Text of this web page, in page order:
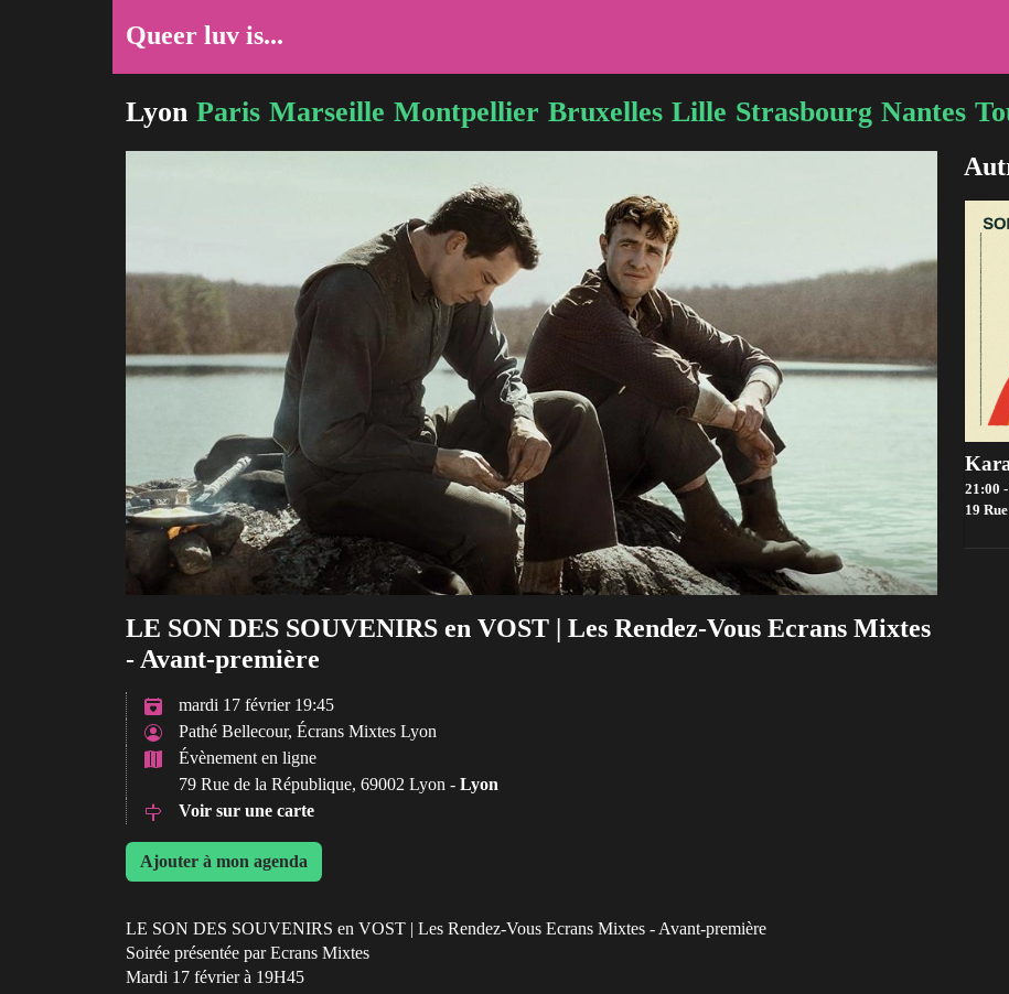
Queer luv is...
Lyon Paris Marseille Montpellier Bruxelles Lille Strasbourg Nantes
LE SON DES SOUVENIRS en VOST | Les Rendez-Vous Ecrans Mixtes
- Avant-première
mardi 17 février 19:45
Pathé Bellecour, Écrans Mixtes Lyon
Évènement en ligne
79 Rue de la République, 69002 Lyon - Lyon
Voir sur une carte
Ajouter à mon agenda
LE SON DES SOUVENIRS en VOST | Les Rendez-Vous Ecrans Mixtes - Avant-première
Soirée présentée par Ecrans Mixtes
Mardi 17 février à 19H45
21:00
19